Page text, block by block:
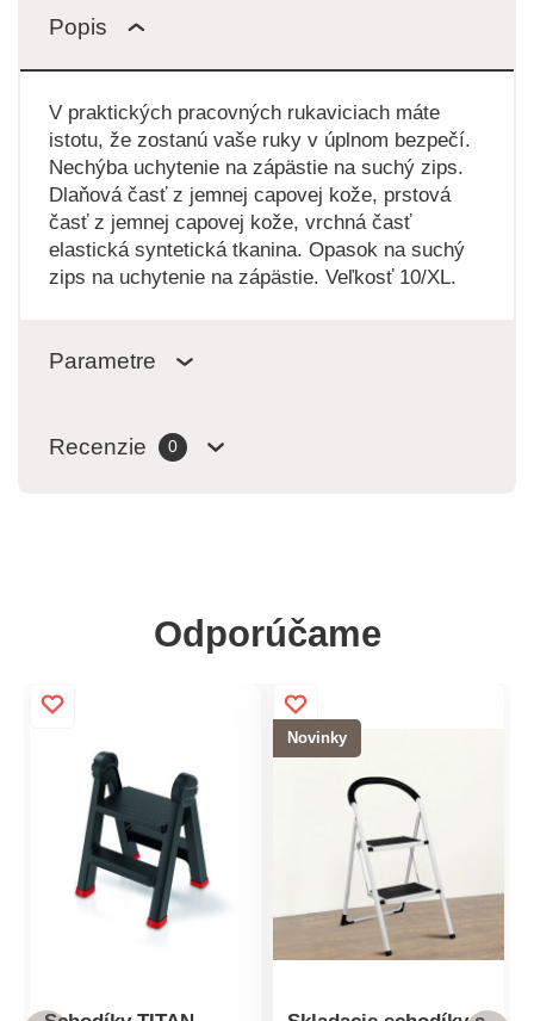
Popis
V praktických pracovných rukaviciach máte
istotu, že zostanú vaše ruky v úplnom bezpečí.
Nechýba uchytenie na zápästie na suchý zips.
Dlaňová časť z jemnej capovej kože, prstová
časť z jemnej capovej kože, vrchná časť
elastická syntetická tkanina. Opasok na suchý
zips na uchytenie na zápästie. Veľkosť 10/XL.
Parametre
Recenzie 0
Odporúčame
Novinky